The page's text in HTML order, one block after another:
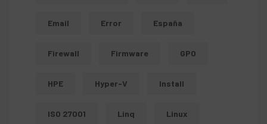
Email Error España
Firewall Firmware GPO
HPE Hyper-V Install
ISO 27001 Linq Linux